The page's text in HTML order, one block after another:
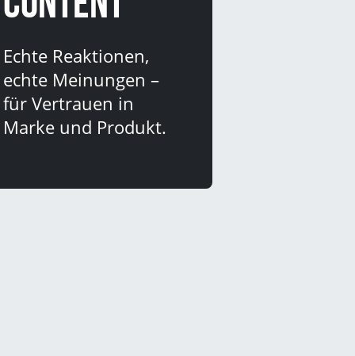
Echte Reaktionen,
echte Meinungen –
für Vertrauen in
Marke und Produkt.